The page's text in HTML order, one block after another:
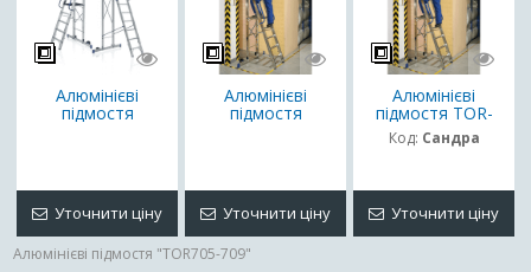
Алюмінієві
підмостя
Уточнити ціну
Алюмінієві
підмостя
Уточнити ціну
Алюмінієві
підмостя TOR-
709
Код: Сандра
Уточнити ціну
Алюмінієві підмостя "TOR705-709"